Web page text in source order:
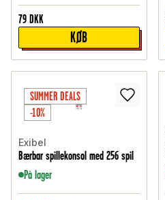
79 DKK
KØB
SUMMER DEALS
-10%
Exibel
Bærbar spillekonsol med 256 spil
På lager